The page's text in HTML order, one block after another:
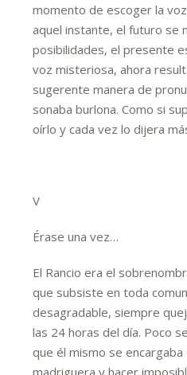
momento de escoger la
aquel instante, el futuro se
posibilidades, el presente
voz misteriosa, ahora
sugerente manera de
sonaba burlona. Como si
oírlo y cada vez lo dijera
V
Érase una vez…
El Rancio era el
que subsiste en toda
desagradable, siempre
las 24 horas del día. Poco
que él mismo se
madriguera y hacer